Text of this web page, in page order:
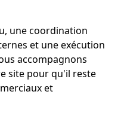
une coordination
et une exécution
accompagnons
site pour qu'il reste
et